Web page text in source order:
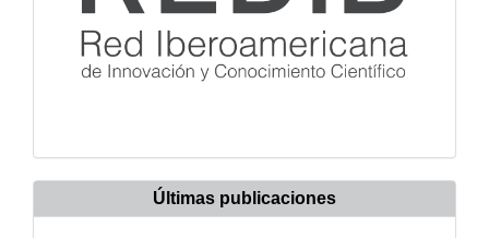
Últimas publicaciones